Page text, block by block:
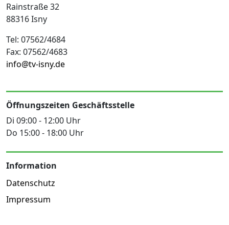
Rainstraße 32
88316 Isny
Tel: 07562/4684
Fax: 07562/4683
info@tv-isny.de
Öffnungszeiten Geschäftsstelle
Di 09:00 - 12:00 Uhr
Do 15:00 - 18:00 Uhr
Information
Datenschutz
Impressum